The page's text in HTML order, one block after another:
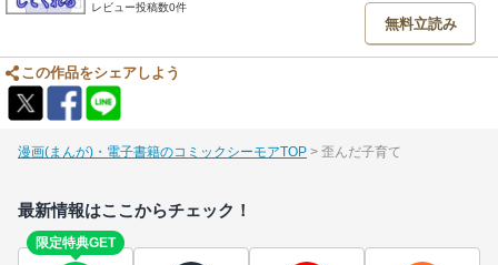
レビュー投稿数0件
無料立読み
この作品をシェアしよう
漫画(まんが)・電子書籍のコミックシーモアTOP 歪んだ子育て
最新情報はここからチェック！
限定特典GET